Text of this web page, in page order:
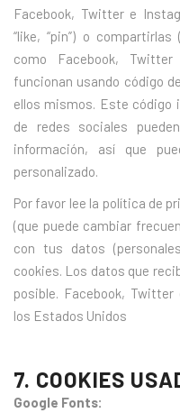
Facebook, Twitter e
“like, “pin”) o
como Facebook,
funcionan usando código
ellos mismos. Este código
de redes sociales
información, así que
personalizado.
Por favor lee la política de
(que puede cambiar
con tus datos
cookies. Los datos que
posible. Facebook,
los Estados Unidos
7. COOKIES
Google Fonts: